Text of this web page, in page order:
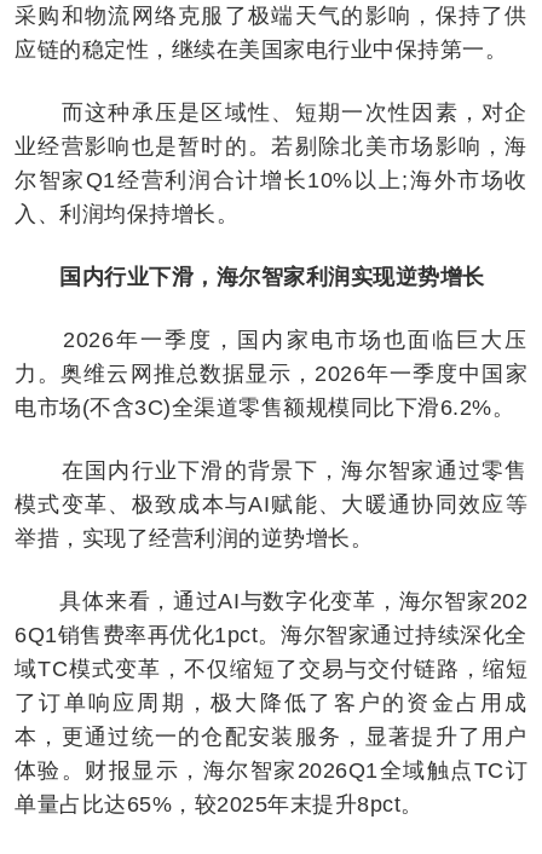
采购和物流网络克服了极端天气的影响，保持了供
应链的稳定性，继续在美国家电行业中保持第一。
而这种承压是区域性、短期一次性因素，对企
业经营影响也是暂时的。若剔除北美市场影响，海
尔智家Q1经营利润合计增长10%以上;海外市场收
入、利润均保持增长。
国内行业下滑，海尔智家利润实现逆势增长
2026年一季度，国内家电市场也面临巨大压
力。奥维云网推总数据显示，2026年一季度中国家
电市场(不含3C)全渠道零售额规模同比下滑6.2%。
在国内行业下滑的背景下，海尔智家通过零售
模式变革、极致成本与AI赋能、大暖通协同效应等
举措，实现了经营利润的逆势增长。
具体来看，通过AI与数字化变革，海尔智家202
6Q1销售费率再优化1pct。海尔智家通过持续深化全
域TC模式变革，不仅缩短了交易与交付链路，缩短
了订单响应周期，极大降低了客户的资金占用成
本，更通过统一的仓配安装服务，显著提升了用户
体验。财报显示，海尔智家2026Q1全域触点TC订
单量占比达65%，较2025年末提升8pct。